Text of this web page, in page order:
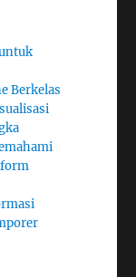
Berkelas